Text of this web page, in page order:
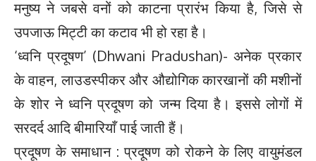
मनुष्य ने जबसे वनों को काटना प्रारंभ किया है, जिसे से
उपजाऊ मिट्टी का कटाव भी हो रहा है।
‘ध्वनि प्रदूषण’ (Dhwani Pradushan)- अनेक प्रकार
के वाहन, लाउडस्पीकर और औद्योगिक कारखानों की मशीनों
के शोर ने ध्वनि प्रदूषण को जन्म दिया है। इससे लोगों में
सरदर्द आदि बीमारियाँ पाई जाती हैं।
प्रदूषण के समाधान : प्रदूषण को रोकने के लिए वायुमंडल